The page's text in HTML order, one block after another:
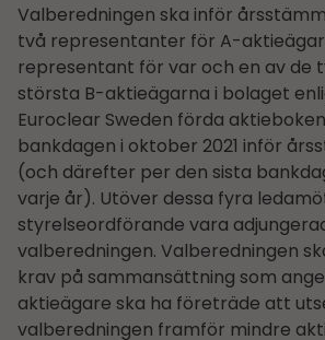
Valberedningen ska inför
två representanter för A-
representant för var och en av de
största B-aktieägarna i bolaget
Euroclear Sweden förda
bankdagen i oktober 2021 inför
(och därefter per den sista
varje år). Utöver dessa fyra
styrelseordförande vara
valberedningen. Valberedningen
krav på sammansättning som
aktieägare ska ha företräde att
valberedningen framför mindre